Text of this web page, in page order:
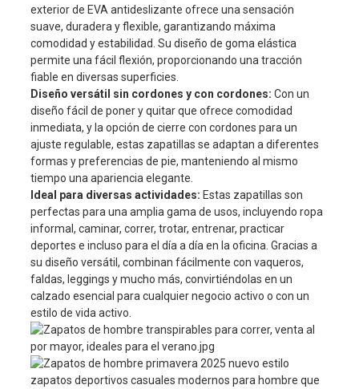
exterior de EVA antideslizante ofrece una sensación
suave, duradera y flexible, garantizando máxima
comodidad y estabilidad. Su diseño de goma elástica
permite una fácil flexión, proporcionando una tracción
fiable en diversas superficies.
Diseño versátil sin cordones y con cordones: Con un
diseño fácil de poner y quitar que ofrece comodidad
inmediata, y la opción de cierre con cordones para un
ajuste regulable, estas zapatillas se adaptan a diferentes
formas y preferencias de pie, manteniendo al mismo
tiempo una apariencia elegante.
Ideal para diversas actividades: Estas zapatillas son
perfectas para una amplia gama de usos, incluyendo ropa
informal, caminar, correr, trotar, entrenar, practicar
deportes e incluso para el día a día en la oficina. Gracias a
su diseño versátil, combinan fácilmente con vaqueros,
faldas, leggings y mucho más, convirtiéndolas en un
calzado esencial para cualquier negocio activo o con un
estilo de vida activo.